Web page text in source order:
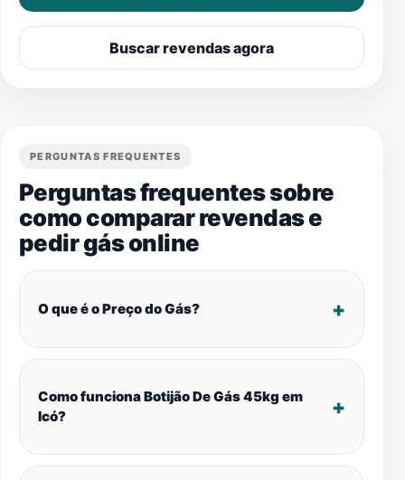
Buscar revendas agora
PERGUNTAS FREQUENTES
Perguntas frequentes sobre
como comparar revendas e
pedir gás online
O que é o Preço do Gás?
Como funciona Botijão De Gás 45kg em
Icó?